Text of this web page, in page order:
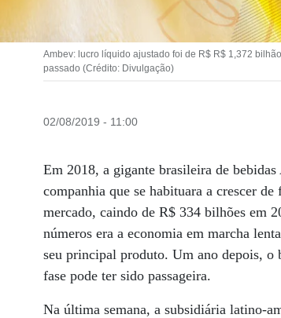
Ambev: lucro líquido ajustado foi de R$ R$ 1,372
passado (Crédito: Divulgação)
02/08/2019 - 11:00
Em 2018, a gigante brasileira de
companhia que se habituara a crescer
mercado, caindo de R$ 334 bilhões em
números era a economia em marcha
seu principal produto. Um ano depois, o
fase pode ter sido passageira.
Na última semana, a subsidiária latino-